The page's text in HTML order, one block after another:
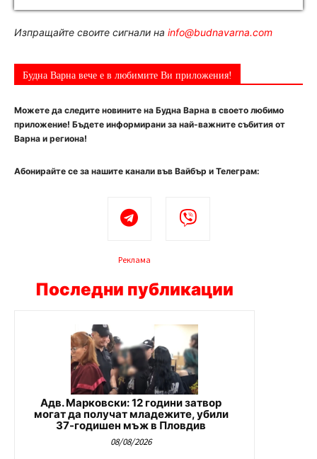
Изпращайте своите сигнали на info@budnavarna.com
Будна Варна вече е в любимите Ви приложения!
Можете да следите новините на Будна Варна в своето любимо
приложение! Бъдете информирани за най-важните събития от
Варна и региона!
Абонирайте се за нашите канали във Вайбър и Телеграм:
Реклама
Последни публикации
Адв. Марковски: 12 години затвор
могат да получат младежите, убили
37-годишен мъж в Пловдив
08/08/2026